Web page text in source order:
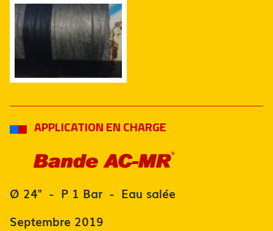
APPLICATION EN CHARGE
Ø 24" - P 1 Bar - Eau salée
Septembre 2019